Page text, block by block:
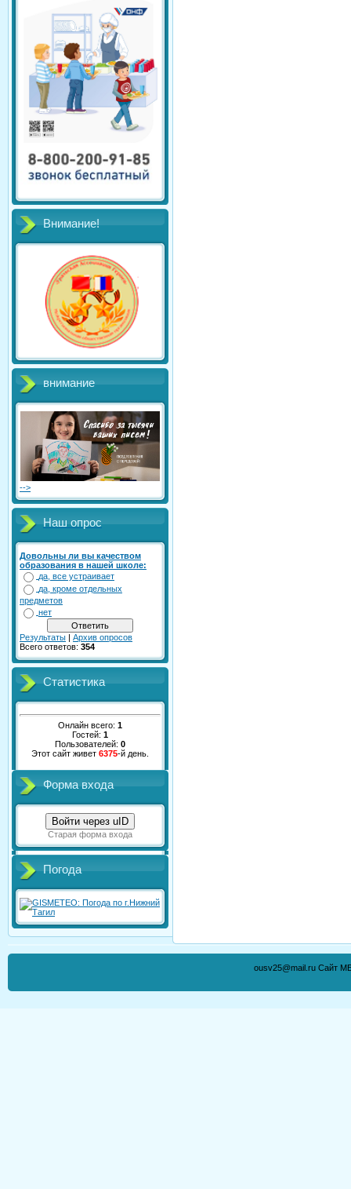
Внимание!
внимание
-->
Наш опрос
Довольны ли вы качеством
образования в нашей школе:
да, все устраивает
да, кроме отдельных
предметов
нет
Результаты | Архив опросов
Всего ответов: 354
Статистика
Онлайн всего: 1
Гостей: 1
Пользователей: 0
Этот сайт живет 6375-й день.
Форма входа
Войти через uID
Старая форма входа
Погода
ousv25@mail.ru Сайт